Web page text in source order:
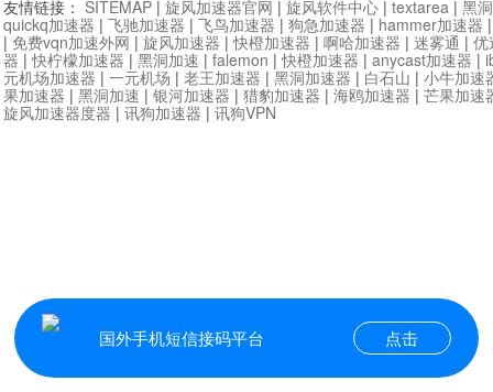
国外手机短信接码平台 点击
友情链接： SITEMAP | 旋风加速器官网 | 旋风软件中心 | textarea | 黑
quickq加速器 | 飞驰加速器 | 飞鸟加速器 | 狗急加速器 | hammer加速器
| 免费vqn加速外网 | 旋风加速器 |快橙加速器 | 啊哈加速器 | 迷雾通 | 优
器 |快柠檬加速器 | 黑洞加速 | falemon |快橙加速器 | anycast加速器 |
元机场加速器 | 一元机场 | 老王加速器 | 黑洞加速器 | 白石山 | 小牛加速
果加速器 | 黑洞加速 | 银河加速器 | 猎豹加速器 | 海鸥加速器 | 芒果加速
旋风加速器度器 | 讯狗加速器 | 讯狗VPN